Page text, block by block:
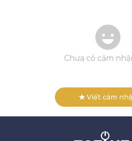
Chưa có cảm
Viết cảm